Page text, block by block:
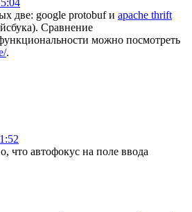
две: google protobuf и apache thrift
Сравнение
можно посмотреть
.
что автофокус на поле ввода